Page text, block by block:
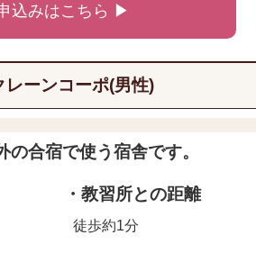
込みはこちら ▶
レーンコーポ(男性)
合宿で使う宿舎です。
・教習所との距離
徒歩約1分